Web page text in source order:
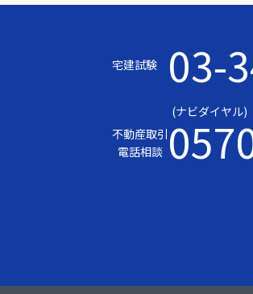
宅建試験 03-
不動産取引
電話相談
(ナビダイヤル)